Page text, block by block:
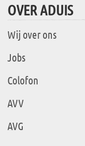
OVER ADUIS
Wij over ons
Jobs
Colofon
AVV
AVG